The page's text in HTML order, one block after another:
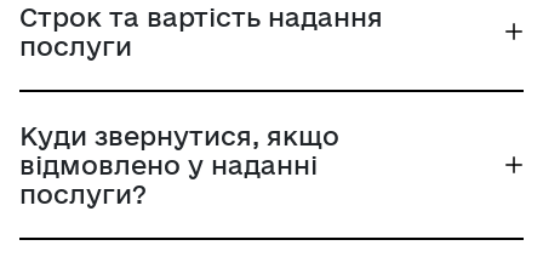
Строк та вартість надання
послуги
Куди звернутися, якщо
відмовлено у наданні
послуги?